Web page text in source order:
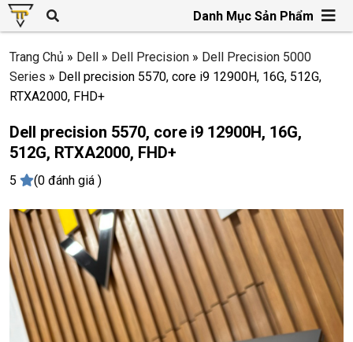
Danh Mục Sản Phẩm
Trang Chủ » Dell » Dell Precision » Dell Precision 5000
Series » Dell precision 5570, core i9 12900H, 16G, 512G,
RTXA2000, FHD+
Dell precision 5570, core i9 12900H, 16G,
512G, RTXA2000, FHD+
5 (0 đánh giá )